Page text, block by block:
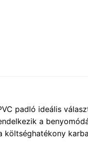
padló ideális
a
költséghatékony